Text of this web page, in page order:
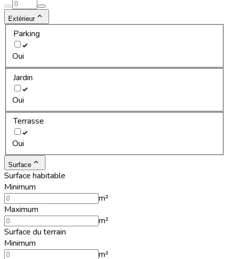
Extérieur
Parking
Oui
Jardin
Oui
Terrasse
Oui
Surface
Surface habitable
Minimum
m²
Maximum
m²
Surface du terrain
Minimum
m²